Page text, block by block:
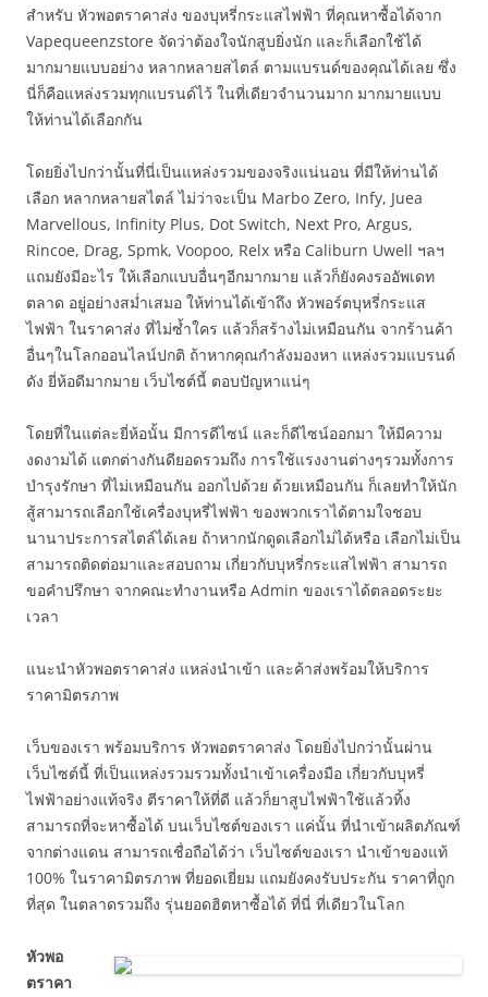
สำหรับ หัวพอตราคาส่ง ของบุหรี่กระแสไฟฟ้า ที่คุณหาซื้อได้จาก
Vapequeenzstore จัดว่าต้องใจนักสูบยิ่งนัก และก็เลือกใช้ได้
มากมายแบบอย่าง หลากหลายสไตล์ ตามแบรนด์ของคุณได้เลย ซึ่ง
นี่ก็คือแหล่งรวมทุกแบรนด์ไว้ ในที่เดียวจำนวนมาก มากมายแบบ
ให้ท่านได้เลือกกัน
โดยยิ่งไปกว่านั้นที่นี่เป็นแหล่งรวมของจริงแน่นอน ที่มีให้ท่านได้
เลือก หลากหลายสไตล์ ไม่ว่าจะเป็น Marbo Zero, Infy, Juea
Marvellous, Infinity Plus, Dot Switch, Next Pro, Argus,
Rincoe, Drag, Spmk, Voopoo, Relx หรือ Caliburn Uwell ฯลฯ
แถมยังมีอะไร ให้เลือกแบบอื่นๆอีกมากมาย แล้วก็ยังคงรออัพเดท
ตลาด อยู่อย่างสม่ำเสมอ ให้ท่านได้เข้าถึง หัวพอร์ตบุหรี่กระแส
ไฟฟ้า ในราคาส่ง ที่ไม่ซ้ำใคร แล้วก็สร้างไม่เหมือนกัน จากร้านค้า
อื่นๆในโลกออนไลน์ปกติ ถ้าหากคุณกำลังมองหา แหล่งรวมแบรนด์
ดัง ยี่ห้อดีมากมาย เว็บไซต์นี้ ตอบปัญหาแน่ๆ
โดยที่ในแต่ละยี่ห้อนั้น มีการดีไซน์ และก็ดีไซน์ออกมา ให้มีความ
งดงามได้ แตกต่างกันดียอดรวมถึง การใช้แรงงานต่างๆรวมทั้งการ
บำรุงรักษา ที่ไม่เหมือนกัน ออกไปด้วย ด้วยเหมือนกัน ก็เลยทำให้นัก
สู้สามารถเลือกใช้เครื่องบุหรี่ไฟฟ้า ของพวกเราได้ตามใจชอบ
นานาประการสไตล์ได้เลย ถ้าหากนักดูดเลือกไม่ได้หรือ เลือกไม่เป็น
สามารถติดต่อมาและสอบถาม เกี่ยวกับบุหรี่กระแสไฟฟ้า สามารถ
ขอคำปรึกษา จากคณะทำงานหรือ Admin ของเราได้ตลอดระยะ
เวลา
แนะนำหัวพอตราคาส่ง แหล่งนำเข้า และค้าส่งพร้อมให้บริการ
ราคามิตรภาพ
เว็บของเรา พร้อมบริการ หัวพอตราคาส่ง โดยยิ่งไปกว่านั้นผ่าน
เว็บไซต์นี้ ที่เป็นแหล่งรวมรวมทั้งนำเข้าเครื่องมือ เกี่ยวกับบุหรี่
ไฟฟ้าอย่างแท้จริง ตีราคาให้ที่ดี แล้วก็ยาสูบไฟฟ้าใช้แล้วทิ้ง
สามารถที่จะหาซื้อได้ บนเว็บไซต์ของเรา แค่นั้น ที่นำเข้าผลิตภัณฑ์
จากต่างแดน สามารถเชื่อถือได้ว่า เว็บไซต์ของเรา นำเข้าของแท้
100% ในราคามิตรภาพ ที่ยอดเยี่ยม แถมยังคงรับประกัน ราคาที่ถูก
ที่สุด ในตลาดรวมถึง รุ่นยอดฮิตหาซื้อได้ ที่นี่ ที่เดียวในโลก
หัวพอ
ตราคา